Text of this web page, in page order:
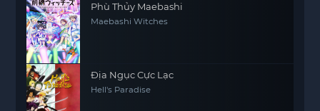
Phù Thủy Maebashi
Maebashi Witches
Địa Ngục Cực Lạc
Hell's Paradise